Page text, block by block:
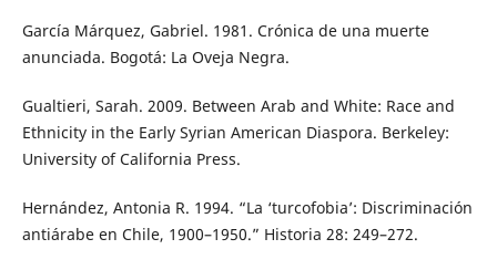
García Márquez, Gabriel. 1981. Crónica de una muerte
anunciada. Bogotá: La Oveja Negra.
Gualtieri, Sarah. 2009. Between Arab and White: Race and
Ethnicity in the Early Syrian American Diaspora. Berkeley:
University of California Press.
Hernández, Antonia R. 1994. “La ‘turcofobia’: Discriminación
antiárabe en Chile, 1900–1950.” Historia 28: 249–272.